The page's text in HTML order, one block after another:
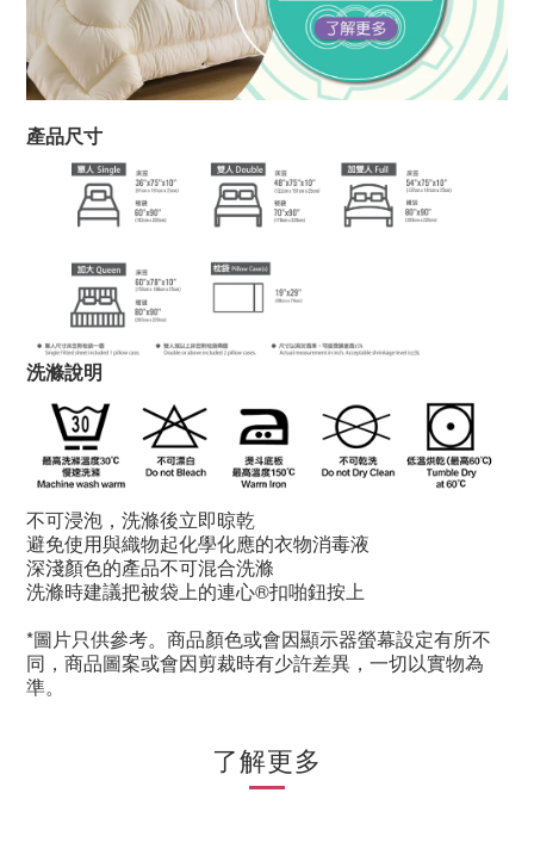
產品尺寸
洗滌說明
不可浸泡，洗滌後立即晾乾
避免使用與織物起化學化應的衣物消毒液
深淺顏色的產品不可混合洗滌
洗滌時建議把被袋上的連心®扣啪鈕按上
*圖片只供參考。商品顏色或會因顯示器螢幕設定有所不
同，商品圖案或會因剪裁時有少許差異，一切以實物為
準。
了解更多